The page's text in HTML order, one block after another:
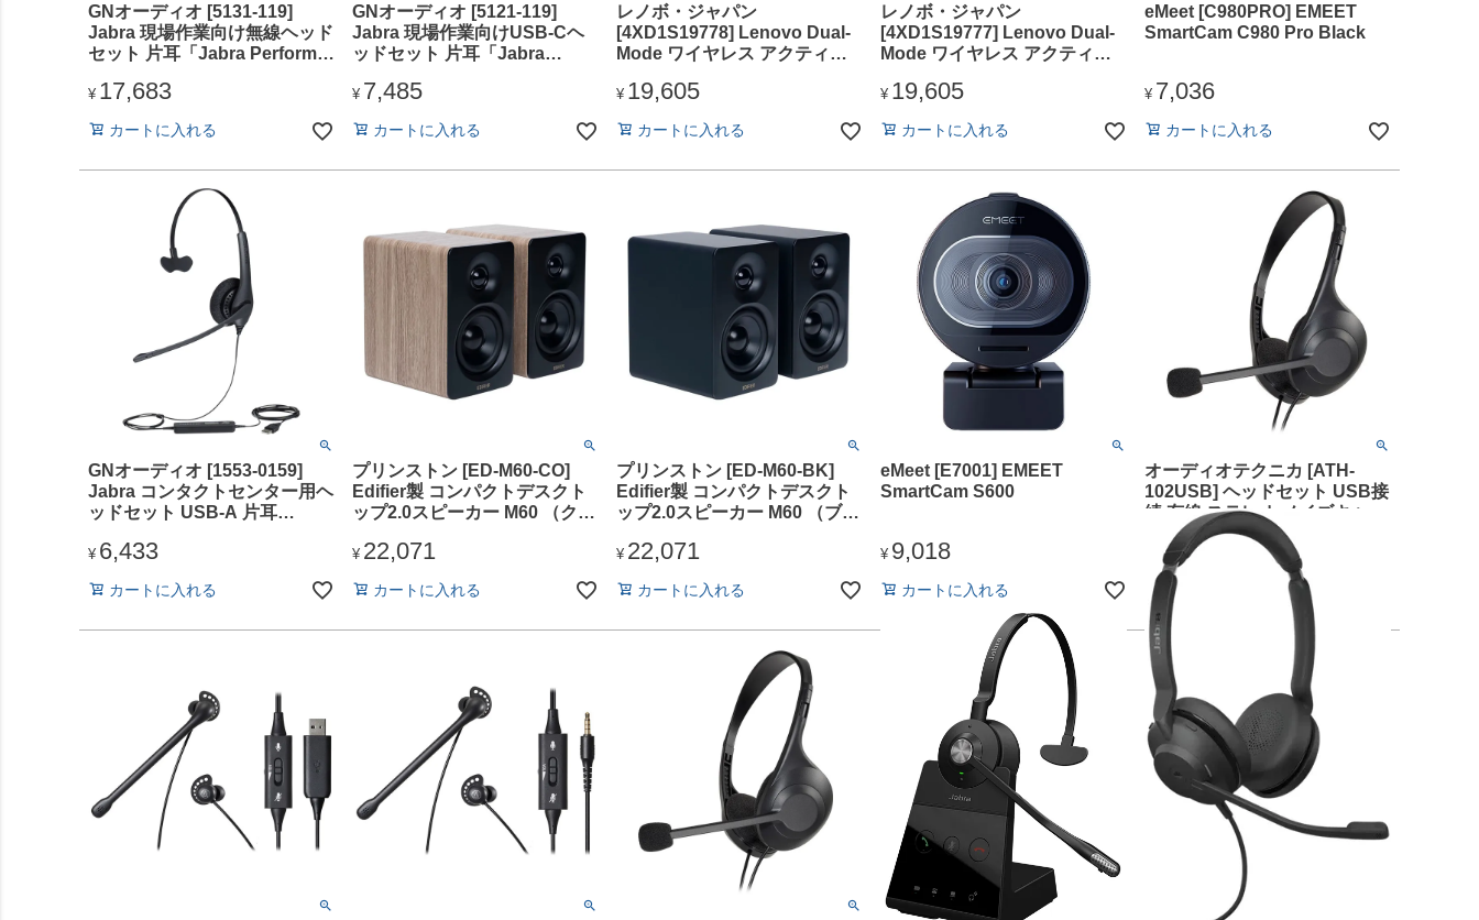
GNオーディオ [5131-119]
Jabra 現場作業向け無線ヘッド
セット 片耳「Jabra Perform
¥ 17,683
カートに入れる
GNオーディオ [5121-119]
Jabra 現場作業向けUSB-Cヘ
ッドセット 片耳「Jabra
¥ 7,485
カートに入れる
レノボ・ジャパン
[4XD1S19778] Lenovo Dual-
Mode ワイヤレス アクティブ
セット 6550(USB Type-C レシ
¥ 19,605
カートに入れる
レノボ・ジャパン
[4XD1S19777] Lenovo Dual-
Mode ワイヤレス アクティブ
セット 6550(USB Type-A レシ
¥ 19,605
カートに入れる
eMeet [C980PRO] EMEET
SmartCam C980 Pro Black
¥ 7,036
カートに入れる
GNオーディオ [1553-0159]
Jabra コンタクトセンター用ヘ
ッドセット USB-A 片耳
」
¥ 6,433
カートに入れる
プリンストン [ED-M60-CO]
Edifier製 コンパクトデスクト
ップ2.0スピーカー M60 （クラ
¥ 22,071
カートに入れる
プリンストン [ED-M60-BK]
Edifier製 コンパクトデスクト
ップ2.0スピーカー M60 （ブラ
¥ 22,071
カートに入れる
eMeet [E7001] EMEET
SmartCam S600
¥ 9,018
カートに入れる
オーディオテクニカ [ATH-
102USB] ヘッドセット USB接
続 有線 ステレオ ノイズキャン
セリング 軽量 手元コントロー
ラー ミュートスイッチ Type-C
対応変換コード付属
3,960
カートに入れる